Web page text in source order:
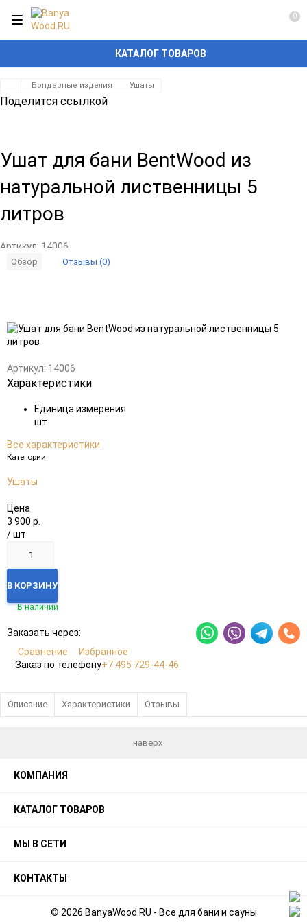
КАТАЛОГ ТОВАРОВ
0
Бондарные изделия Ушаты
Поделится ссылкой
Ушат для бани BentWood из
натуральной лиственницы 5
литров
Артикул: 14006
Обзор Отзывы (0)
в
избранное
к
сравнению
Артикул: 14006
Характеристики
Единица измерения
шт
Все характеристики
Категории
Ушаты
Цена
3 900 р.
/ шт
В КОРЗИНУ
В наличии
Заказать через:
Сравнение
Избранное
Заказ по телефону+7 495 729-44-46
Описание Характеристики Отзывы
наверх
КОМПАНИЯ
КАТАЛОГ ТОВАРОВ
МЫ В СЕТИ
КОНТАКТЫ
© 2026 BanyaWood.RU - Все для бани и сауны